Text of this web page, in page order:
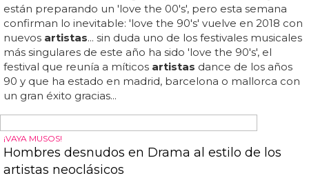
Los artistas y canciones más buscados en
Google en 2017